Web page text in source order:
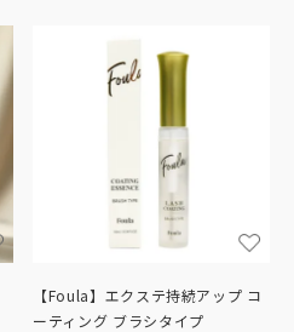
【Foula】エクステ持続アップ コ
ーティング ブラシタイプ